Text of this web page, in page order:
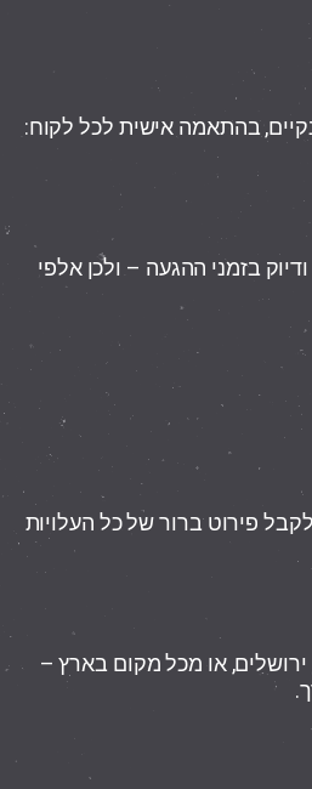
בהתאמה אישית לכל לקוח:
בזמני ההגעה – ולכן אלפי
פירוט ברור של כל העלויות
או מכל מקום בארץ –